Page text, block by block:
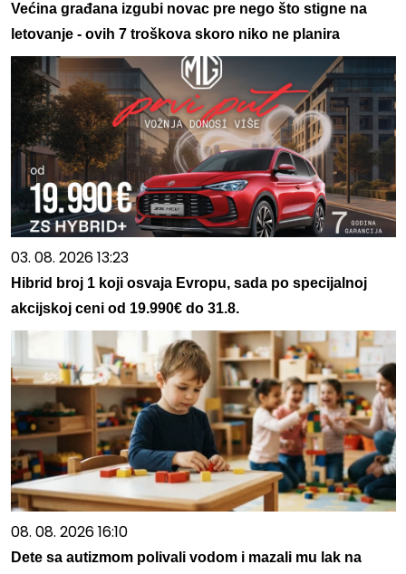
Većina građana izgubi novac pre nego što stigne na
letovanje - ovih 7 troškova skoro niko ne planira
03. 08. 2026 13:23
Hibrid broj 1 koji osvaja Evropu, sada po specijalnoj
akcijskoj ceni od 19.990€ do 31.8.
08. 08. 2026 16:10
Dete sa autizmom polivali vodom i mazali mu lak na